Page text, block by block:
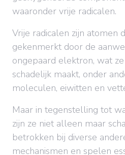
waaronder vrije radicalen.
Vrije radicalen zijn atomen
gekenmerkt door de
ongepaard elektron, wat
schadelijk maakt, onder
moleculen, eiwitten en
Maar in tegenstelling tot
zijn ze niet alleen maar
betrokken bij diverse
mechanismen en spelen